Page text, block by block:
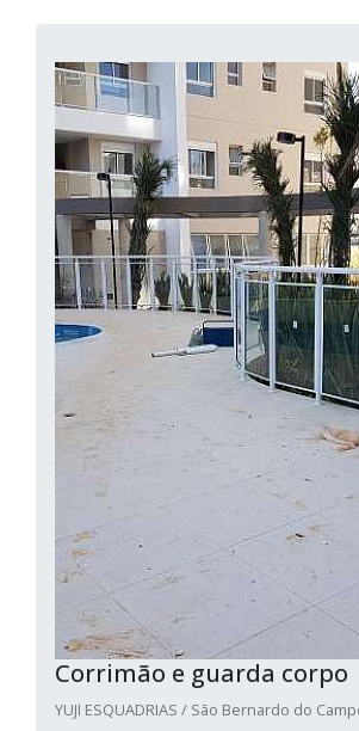
Corrimão e guarda corpo
YUJI ESQUADRIAS / São Bernardo do